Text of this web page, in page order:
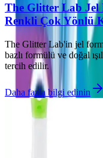
The Glitter Lab Jel
Renkli Çok Yönlü
The Glitter Lab'in jel
bazlı formülü ve doğal
tercih edilir.
Daha fazla bilgi edinin